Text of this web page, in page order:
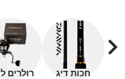
חכות דיג רולרים